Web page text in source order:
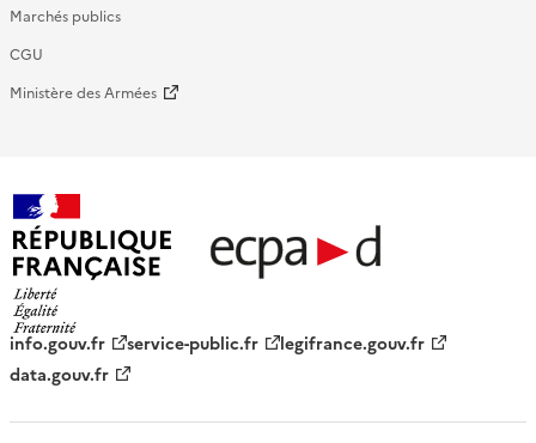
Marchés publics
CGU
Ministère des Armées
française - ECPAD
info.gouv.fr service-public.fr
legifrance.gouv.fr
data.gouv.fr